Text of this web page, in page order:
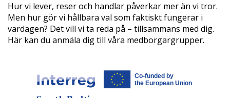
Hur vi lever, reser och handlar påverkar mer än vi tror.
Men hur gör vi hållbara val som faktiskt fungerar i
vardagen? Det vill vi ta reda på – tillsammans med dig.
Här kan du anmäla dig till våra medborgargrupper.